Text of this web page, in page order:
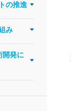
の推進
み
開発に